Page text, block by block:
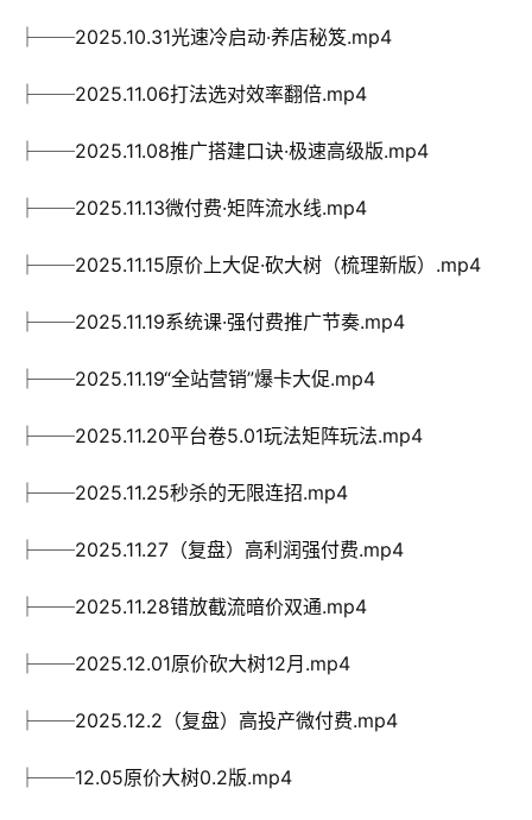
├──2025.10.31光速冷启动·养店秘笈.mp4
├──2025.11.06打法选对效率翻倍.mp4
├──2025.11.08推广搭建口诀·极速高级版.mp4
├──2025.11.13微付费·矩阵流水线.mp4
├──2025.11.15原价上大促·砍大树（梳理新版）.mp4
├──2025.11.19系统课·强付费推广节奏.mp4
├──2025.11.19“全站营销”爆卡大促.mp4
├──2025.11.20平台卷5.01玩法矩阵玩法.mp4
├──2025.11.25秒杀的无限连招.mp4
├──2025.11.27（复盘）高利润强付费.mp4
├──2025.11.28错放截流暗价双通.mp4
├──2025.12.01原价砍大树12月.mp4
├──2025.12.2（复盘）高投产微付费.mp4
├──12.05原价大树0.2版.mp4